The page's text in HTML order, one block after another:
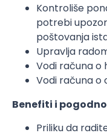
Kontroliše
potrebi
poštovanja
Upravlja
Vodi računa o
Vodi računa o
Benefiti i
Priliku da